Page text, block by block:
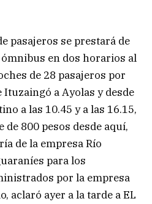
pasajeros se prestará de
en dos horarios al
de 28 pasajeros por
Ituzaingó a Ayolas y desde
a las 10.45 y a las 16.15,
de 800 pesos desde aquí,
de la empresa Río
para los
por la empresa
aclaró ayer a la tarde a EL